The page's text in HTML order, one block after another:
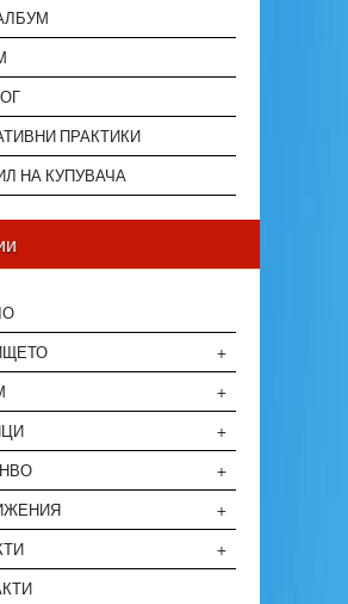
ПРАКТИКИ
НА КУПУВАЧА
+
+
+
+
+
+